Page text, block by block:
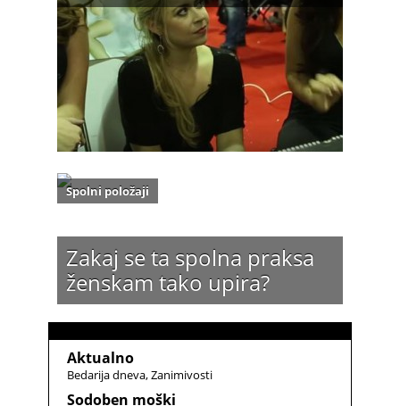
Zakaj se ta spolna praksa
ženskam tako upira?
Spolni položaji
Aktualno
Bedarija dneva Zanimivosti
Sodoben moški